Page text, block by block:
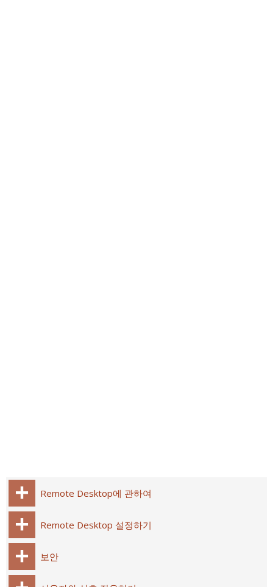
Remote Desktop에 관하여
Remote Desktop 설정하기
보안